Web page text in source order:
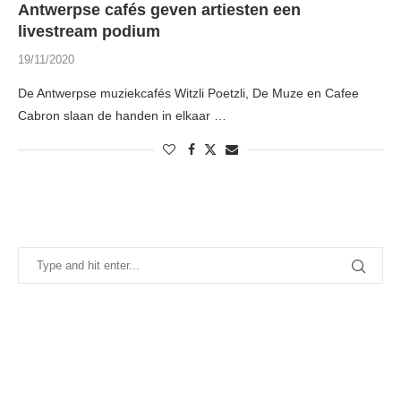
Antwerpse cafés geven artiesten een
livestream podium
19/11/2020
De Antwerpse muziekcafés Witzli Poetzli, De Muze en Cafee
Cabron slaan de handen in elkaar …